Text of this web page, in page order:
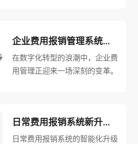
企业费用报销管理系统焕新升级，引领财务管理智能化新风尚
在数字化转型的浪潮中，企业费
用管理正迎来一场深刻的变革。
引了业界的广泛关注。
日常费用报销系统新升级，重塑企业财务管理新生态
日常费用报销系统的智能化升级